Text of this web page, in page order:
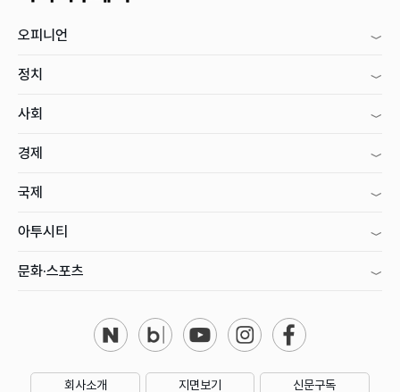
오피니언
정치
사회
경제
국제
아투시티
문화·스포츠
회사소개 지면보기 신문구독